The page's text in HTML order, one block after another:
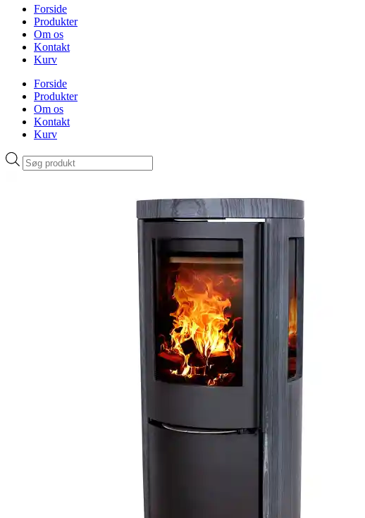
Forside
Produkter
Om os
Kontakt
Kurv
Forside
Produkter
Om os
Kontakt
Kurv
Products
search